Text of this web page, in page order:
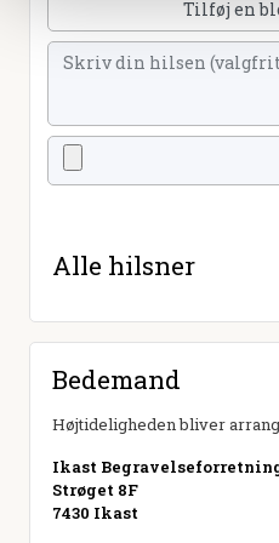
Tilføj en
Alle hilsner
Bedemand
Højtideligheden bliver
Ikast
Strøget 8F
7430 Ikast